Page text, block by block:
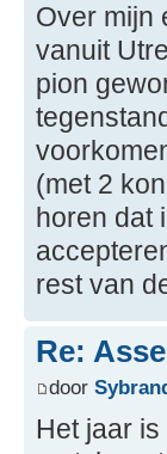
Over mijn
vanuit
pion
(met 2
horen dat
rest van
Re:
door
Het jaar